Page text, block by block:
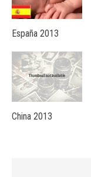
España 2013
China 2013